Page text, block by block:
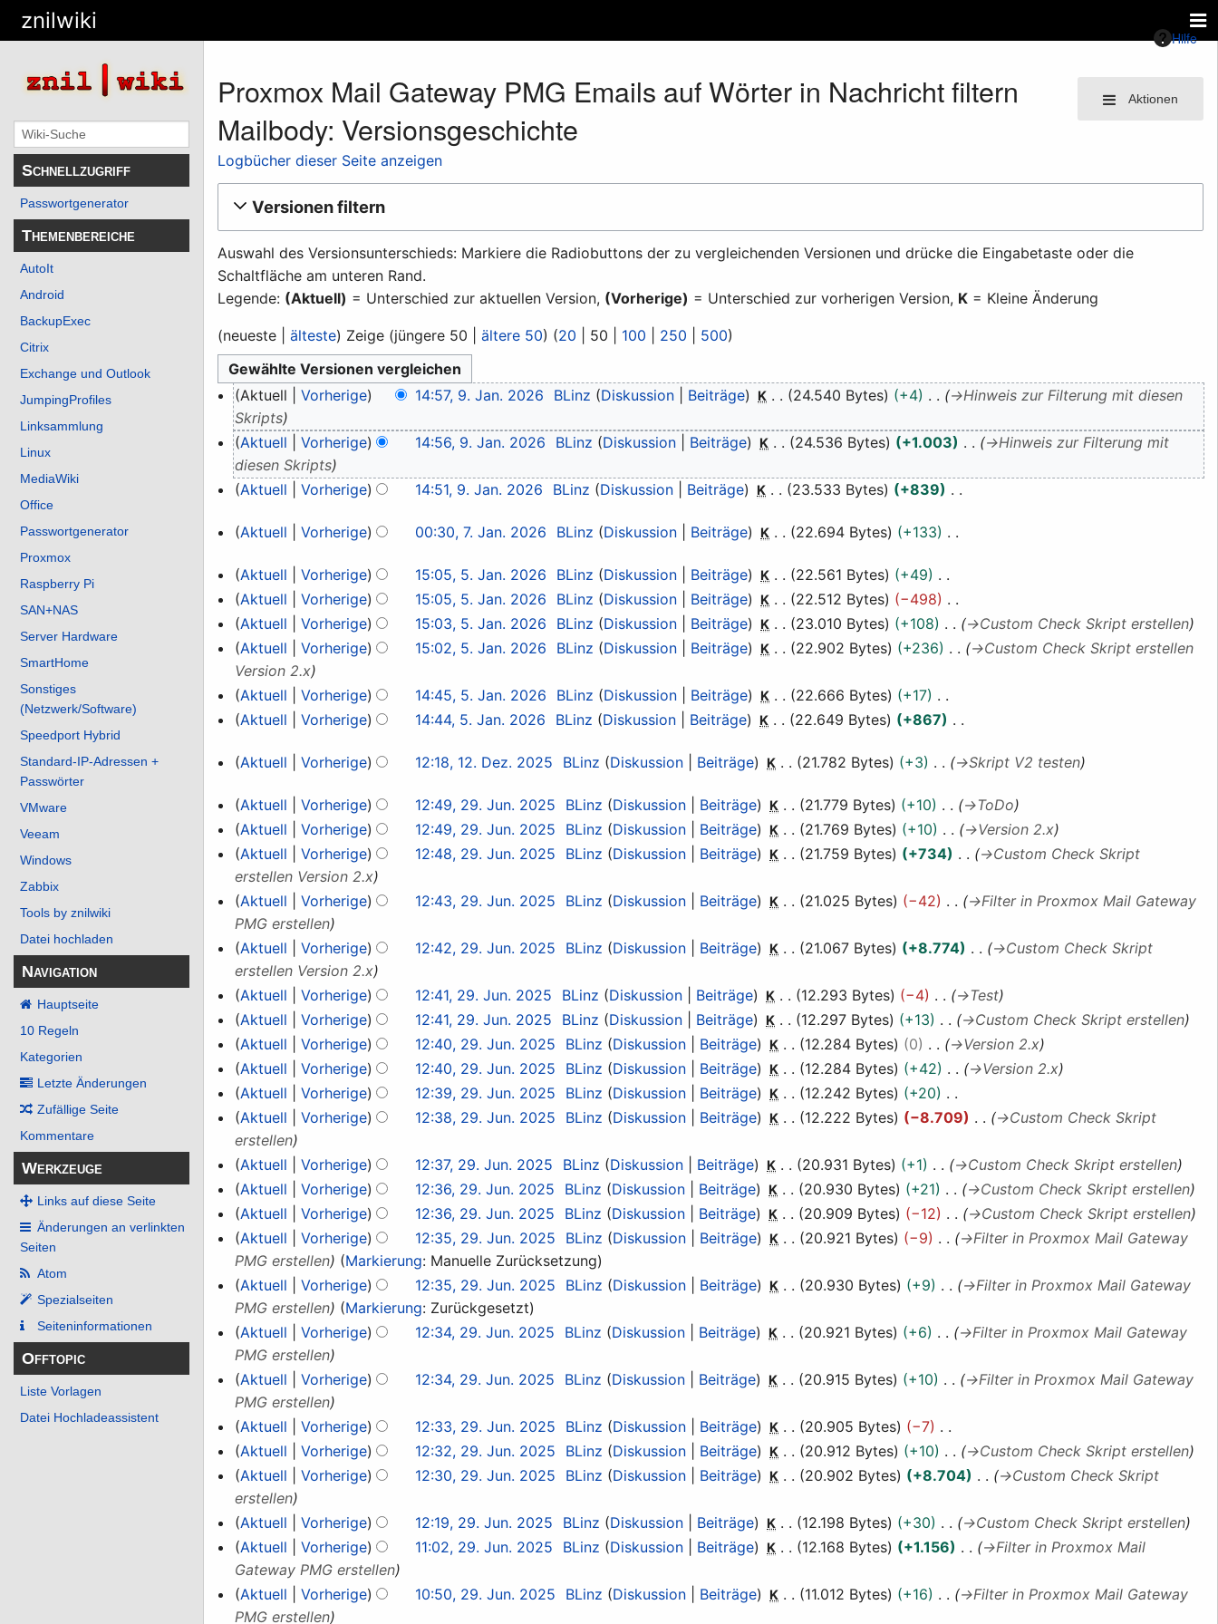
znilwiki
Schnellzugriff
Passwortgenerator
Themenbereiche
AutoIt
Android
BackupExec
Citrix
Exchange und Outlook
JumpingProfiles
Linksammlung
Linux
MediaWiki
Office
Passwortgenerator
Proxmox
Raspberry Pi
SAN+NAS
Server Hardware
SmartHome
Sonstiges
(Netzwerk/Software)
Speedport Hybrid
Standard-IP-Adressen +
Passwörter
VMware
Veeam
Windows
Zabbix
Tools by znilwiki
Datei hochladen
Navigation
Hauptseite
10 Regeln
Kategorien
Letzte Änderungen
Zufällige Seite
Kommentare
Werkzeuge
Links auf diese Seite
Änderungen an verlinkten
Seiten
Atom
Spezialseiten
Seiten­­informationen
Offtopic
Liste Vorlagen
Datei Hochladeassistent
Hilfe
Aktionen
Proxmox Mail Gateway PMG Emails auf Wörter in Nachricht filtern
Mailbody: Versionsgeschichte
Logbücher dieser Seite anzeigen
Versionen filtern
Auswahl des Versionsunterschieds: Markiere die Radiobuttons der zu vergleichenden Versionen und drücke die Eingabetaste oder die
Schaltfläche am unteren Rand.
Legende: (Aktuell) = Unterschied zur aktuellen Version, (Vorherige) = Unterschied zur vorherigen Version, K = Kleine Änderung
(neueste |älteste) Zeige (jüngere 50 |ältere 50) (20 50 100 250 500)
9.
Januar
2026
Aktuell Vorherige 14:57, 9. Jan. 2026 BLinz Diskussion Beiträge K 24.540 Bytes +4 →Hinweis zur Filterung mit diesen
Skripts
Aktuell
Vorherige 14:56, 9. Jan. 2026 BLinz Diskussion Beiträge K 24.536 Bytes +1.003 →Hinweis zur Filterung mit
diesen Skripts
Aktuell
Vorherige 14:51, 9. Jan. 2026 BLinz Diskussion Beiträge K 23.533 Bytes
+839
e
n
e
B
e
a
r
b
i
u
n
g
s
z
u
s
a
m
m
e
n
f
a
s
s
u
n
g
7.
2026
Aktuell Vorherige 00:30, 7. Jan. 2026 BLinz Diskussion Beiträge K 22.694 Bytes
+133
e
i
n
e
B
e
a
b
i
t
u
n
g
s
z
u
a
m
m
e
n
f
a
s
s
u
n
g
5.
Januar
2026
Aktuell Vorherige 15:05, 5. Jan. 2026 BLinz Diskussion Beiträge K 22.561 Bytes
+49
K
e
i
n
e
B
e
a
b
e
i
u
n
s
z
u
s
a
m
m
e
n
f
a
s
s
u
n
g
Aktuell Vorherige 15:05, 5. Jan. 2026 BLinz Diskussion Beiträge K 22.512 Bytes
−498
K
e
i
n
e
e
r
b
e
t
u
n
g
s
z
u
s
a
m
m
e
n
f
a
s
s
u
n
g
Aktuell Vorherige 15:03, 5. Jan. 2026 BLinz Diskussion Beiträge K 23.010 Bytes +108 →Custom Check Skript erstellen
Aktuell
Vorherige 15:02, 5. Jan. 2026 BLinz Diskussion Beiträge K 22.902 Bytes +236 →Custom Check Skript erstellen
Version 2.x
Aktuell
Vorherige 14:45, 5. Jan. 2026 BLinz Diskussion Beiträge K 22.666 Bytes
+17
K
i
e
B
e
a
r
b
e
i
t
u
n
g
s
z
u
s
a
m
m
e
n
f
a
s
s
u
n
g
Aktuell Vorherige 14:44, 5. Jan. 2026 BLinz Diskussion Beiträge K 22.649 Bytes
+867
e
n
e
B
e
a
r
b
e
i
t
u
n
g
s
z
u
s
a
m
m
e
n
f
a
s
s
u
n
g
12.
2025
Aktuell Vorherige 12:18, 12. Dez. 2025 BLinz Diskussion Beiträge K 21.782 Bytes +3 →Skript V2 testen
29.
Juni
2025
Aktuell Vorherige 12:49, 29. Jun. 2025 BLinz Diskussion Beiträge K 21.779 Bytes +10 →ToDo
Aktuell
Vorherige 12:49, 29. Jun. 2025 BLinz Diskussion Beiträge K 21.769 Bytes +10 →Version 2.x
Aktuell
Vorherige 12:48, 29. Jun. 2025 BLinz Diskussion Beiträge K 21.759 Bytes +734 →Custom Check Skript
erstellen Version 2.x
Aktuell
Vorherige 12:43, 29. Jun. 2025 BLinz Diskussion Beiträge K 21.025 Bytes −42 →Filter in Proxmox Mail Gateway
PMG erstellen
Aktuell
Vorherige 12:42, 29. Jun. 2025 BLinz Diskussion Beiträge K 21.067 Bytes +8.774 →Custom Check Skript
erstellen Version 2.x
Aktuell
Vorherige 12:41, 29. Jun. 2025 BLinz Diskussion Beiträge K 12.293 Bytes −4 →Test
Aktuell
Vorherige 12:41, 29. Jun. 2025 BLinz Diskussion Beiträge K 12.297 Bytes +13 →Custom Check Skript erstellen
Aktuell
Vorherige 12:40, 29. Jun. 2025 BLinz Diskussion Beiträge K 12.284 Bytes 0 →Version 2.x
Aktuell
Vorherige 12:40, 29. Jun. 2025 BLinz Diskussion Beiträge K 12.284 Bytes +42 →Version 2.x
Aktuell
Vorherige 12:39, 29. Jun. 2025 BLinz Diskussion Beiträge K 12.242 Bytes
+20
K
e
i
n
e
B
e
r
b
e
i
t
u
n
g
s
z
u
s
a
m
m
Aktuell Vorherige 12:38, 29. Jun. 2025 BLinz Diskussion Beiträge K 12.222 Bytes −8.709 →Custom Check Skript
erstellen
Aktuell
Vorherige 12:37, 29. Jun. 2025 BLinz Diskussion Beiträge K 20.931 Bytes +1 →Custom Check Skript erstellen
Aktuell
Vorherige 12:36, 29. Jun. 2025 BLinz Diskussion Beiträge K 20.930 Bytes +21 →Custom Check Skript erstellen
Aktuell
Vorherige 12:36, 29. Jun. 2025 BLinz Diskussion Beiträge K 20.909 Bytes −12 →Custom Check Skript erstellen
Aktuell
Vorherige 12:35, 29. Jun. 2025 BLinz Diskussion Beiträge K 20.921 Bytes −9 →Filter in Proxmox Mail Gateway
PMG erstellen
Markierung: Manuelle Zurücksetzung
Aktuell
Vorherige 12:35, 29. Jun. 2025 BLinz Diskussion Beiträge K 20.930 Bytes +9 →Filter in Proxmox Mail Gateway
PMG erstellen
Markierung: Zurückgesetzt
Aktuell
Vorherige 12:34, 29. Jun. 2025 BLinz Diskussion Beiträge K 20.921 Bytes +6 →Filter in Proxmox Mail Gateway
PMG erstellen
Aktuell
Vorherige 12:34, 29. Jun. 2025 BLinz Diskussion Beiträge K 20.915 Bytes +10 →Filter in Proxmox Mail Gateway
PMG erstellen
Aktuell
Vorherige 12:33, 29. Jun. 2025 BLinz Diskussion Beiträge K 20.905 Bytes
−7
K
e
i
n
e
B
e
a
Aktuell Vorherige 12:32, 29. Jun. 2025 BLinz Diskussion Beiträge K 20.912 Bytes +10 →Custom Check Skript erstellen
Aktuell
Vorherige 12:30, 29. Jun. 2025 BLinz Diskussion Beiträge K 20.902 Bytes +8.704 →Custom Check Skript
erstellen
Aktuell
Vorherige 12:19, 29. Jun. 2025 BLinz Diskussion Beiträge K 12.198 Bytes +30 →Custom Check Skript erstellen
Aktuell
Vorherige 11:02, 29. Jun. 2025 BLinz Diskussion Beiträge K 12.168 Bytes +1.156 →Filter in Proxmox Mail
Gateway PMG erstellen
Aktuell
Vorherige 10:50, 29. Jun. 2025 BLinz Diskussion Beiträge K 11.012 Bytes +16 →Filter in Proxmox Mail Gateway
PMG erstellen